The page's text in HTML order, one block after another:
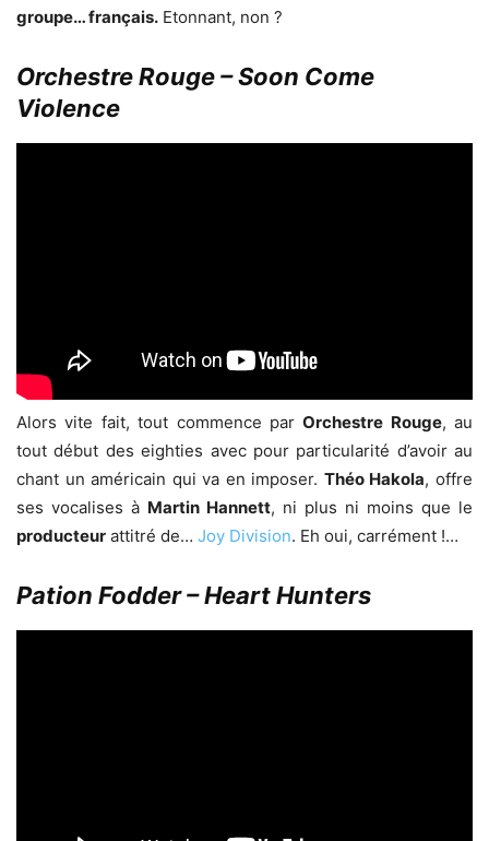
groupe… français. Etonnant, non ?
Orchestre Rouge – Soon Come
Violence
Alors vite fait, tout commence parOrchestre Rouge, au
tout début des eighties avec pour particularité d’avoir au
chant un américain qui va en imposer. Théo Hakola, offre
ses vocalises à Martin Hannett, ni plus ni moins que le
producteur attitré de… Joy Division. Eh oui, carrément !…
Pation Fodder – Heart Hunters